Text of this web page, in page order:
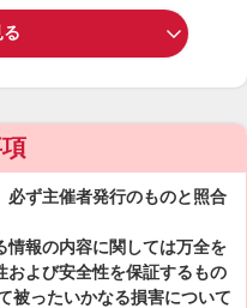
る
必ず主催者発行のものと照合
情報の内容に関しては万全を
および安全性を保証するもの
被ったいかなる損害について